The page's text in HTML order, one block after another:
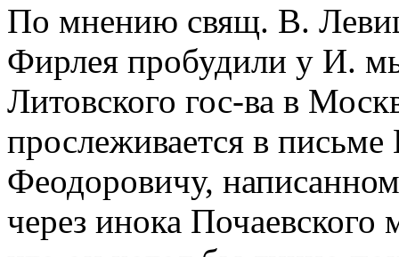
По мнению свящ. В.
Фирлея пробудили у И.
Литовского гос-ва в
прослеживается в
Феодоровичу,
через инока